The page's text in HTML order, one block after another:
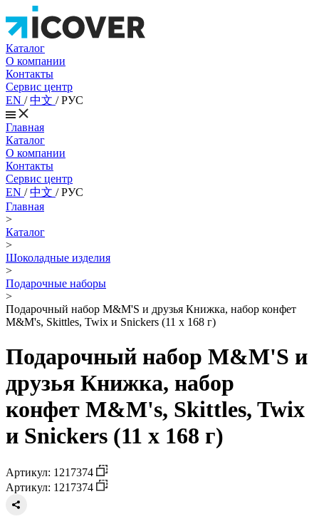
Каталог
О компании
Контакты
Сервис центр
EN /中文 /РУС
Главная
Каталог
О компании
Контакты
Сервис центр
EN /中文 /РУС
Главная
>
Каталог
>
Шоколадные изделия
>
Подарочные наборы
>
Подарочный набор M&M'S и друзья Книжка, набор конфет
M&M's, Skittles, Twix и Snickers (11 х 168 г)
Подарочный набор M&M'S и
друзья Книжка, набор
конфет M&M's, Skittles, Twix
и Snickers (11 х 168 г)
Артикул: 1217374
Артикул: 1217374